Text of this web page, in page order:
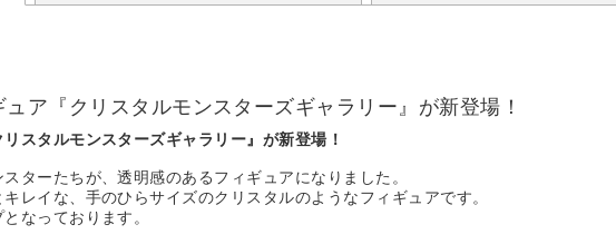
ア『クリスタルモンスターズギャラリー』が新登場！
スタルモンスターズギャラリー』が新登場！
ターたちが、透明感のあるフィギュアになりました。
レイな、手のひらサイズのクリスタルのようなフィギュアです。
なっております。